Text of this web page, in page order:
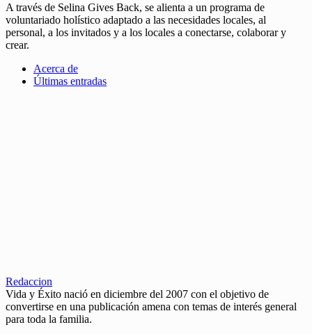
A través de Selina Gives Back, se alienta a un programa de
voluntariado holístico adaptado a las necesidades locales, al
personal, a los invitados y a los locales a conectarse, colaborar y
crear.
Acerca de
Últimas entradas
Redaccion
Vida y Éxito nació en diciembre del 2007 con el objetivo de
convertirse en una publicación amena con temas de interés general
para toda la familia.